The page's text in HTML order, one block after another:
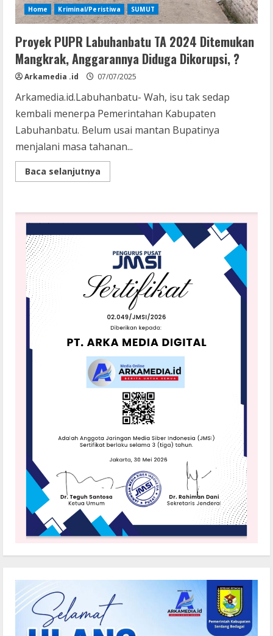
Home Kriminal/Peristiwa SUMUT
Proyek PUPR Labuhanbatu TA 2024 Ditemukan
Mangkrak, Anggarannya Diduga Dikorupsi, ?
Arkamedia .id 07/07/2025
Arkamedia.id.Labuhanbatu- Wah, isu tak sedap
kembali menerpa Pemerintahan Kabupaten
Labuhanbatu. Belum usai mantan Bupatinya
menjalani masa tahanan...
Baca selanjutnya
more
Labuhanbatu
TA
Ditemukan
Anggarannya
Diduga
Dikorupsi,
?